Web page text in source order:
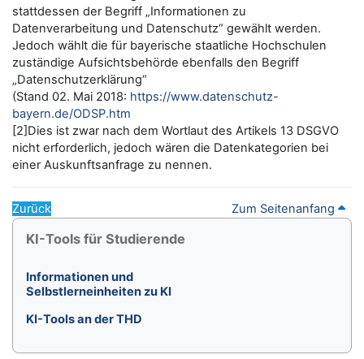
stattdessen der Begriff „Informationen zu
Datenverarbeitung und Datenschutz“ gewählt werden.
Jedoch wählt die für bayerische staatliche Hochschulen
zuständige Aufsichtsbehörde ebenfalls den Begriff
„Datenschutzerklärung“
(Stand 02. Mai 2018: https://www.datenschutz-
bayern.de/ODSP.htm
[2]Dies ist zwar nach dem Wortlaut des Artikels 13 DSGVO
nicht erforderlich, jedoch wären die Datenkategorien bei
einer Auskunftsanfrage zu nennen.
Zurück Zum Seitenanfang
Blöcke
KI-Tools für Studierende überspringen
KI-Tools für Studierende
Informationen und
Selbstlerneinheiten zu KI
KI-Tools an der THD